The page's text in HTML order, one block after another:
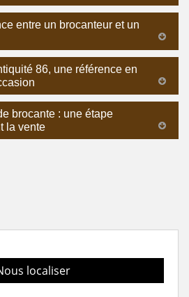
entre un brocanteur et un
86, une référence en
brocante : une étape
la vente
localiser